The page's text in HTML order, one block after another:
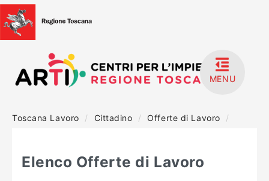
MENU
HOME
Toscana Lavoro / Cittadino / Offerte di Lavoro /
Elenco Offerte di Lavoro